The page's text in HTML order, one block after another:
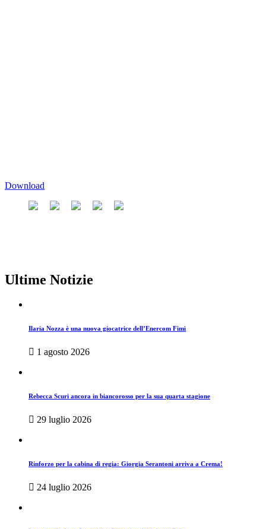
Download
Ultime Notizie
Ilaria Nozza è una nuova giocatrice dell’Enercom Fimi
1 agosto 2026
Rebecca Scuri ancora in biancorosso per la sua quarta stagione
29 luglio 2026
Rinforzo per la cabina di regia: Giorgia Serantoni arriva a Crema!
24 luglio 2026